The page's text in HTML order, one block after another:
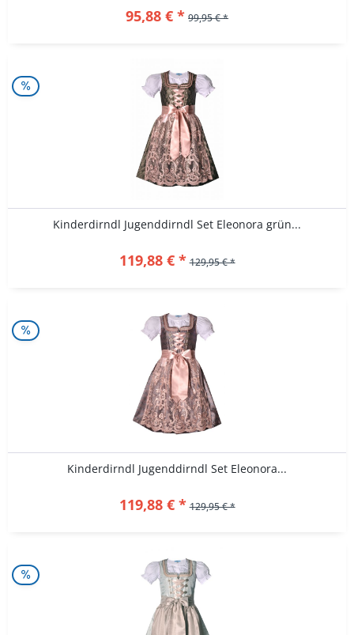
95,88 € * 99,95 € *
Kinderdirndl Jugenddirndl Set Eleonora grün...
119,88 € * 129,95 € *
Kinderdirndl Jugenddirndl Set Eleonora...
119,88 € * 129,95 € *